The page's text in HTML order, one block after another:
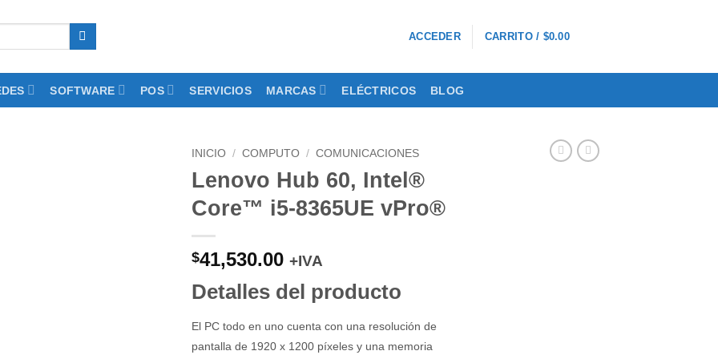
ACCEDER CARRITO / $0.00
SOFTWARE POS SERVICIOS MARCAS ELÉCTRICOS BLOG
INICIO / COMPUTO / COMUNICACIONES
Lenovo Hub 60, Intel®
Core™ i5-8365UE vPro®
$41,530.00 +IVA
Detalles del producto
El PC todo en uno cuenta con una resolución de
pantalla de 1920 x 1200 píxeles y una memoria